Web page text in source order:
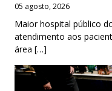
05 agosto, 2026
Maior hospital público
atendimento aos
área […]